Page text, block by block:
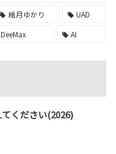
結月ゆかり
UAD
DeeMax AI
ください(2026)